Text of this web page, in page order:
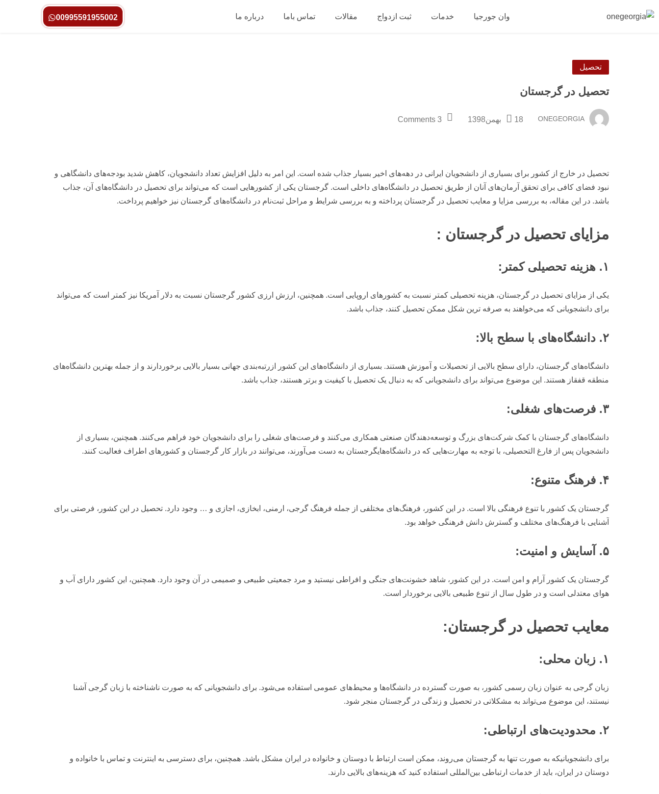
وان جورجیا خدمات ثبت ازدواج مقالات تماس باما درباره ما 00995591955002
تحصیل
تحصیل در گرجستان
ONEGEORGIA 18بهمن1398 3 Comments
تحصیل در خارج از کشور برای بسیاری از دانشجویان ایرانی در دهه‌های اخیر بسیار جذاب شده است. این امر به دلیل افزایش تعداد دانشجویان، کاهش شدید بودجه‌های دانشگاهی و
نبود فضای کافی برای تحقق آرمان‌های آنان از طریق تحصیل در دانشگاه‌های داخلی است. گرجستان یکی از کشورهایی است که می‌تواند برای تحصیل در دانشگاه‌های آن، جذاب
باشد. در این مقاله، به بررسی مزایا و معایب تحصیل در گرجستان پرداخته و به بررسی شرایط و مراحل ثبت‌نام در دانشگاه‌های گرجستان نیز خواهیم پرداخت.
مزایای تحصیل در گرجستان :
۱. هزینه تحصیلی کمتر:
یکی از مزایای تحصیل در گرجستان، هزینه تحصیلی کمتر نسبت به کشورهای اروپایی است. همچنین، ارزش ارزی کشور گرجستان نسبت به دلار آمریکا نیز کمتر است که می‌تواند
برای دانشجویانی که می‌خواهند به صرفه ترین شکل ممکن تحصیل کنند، جذاب باشد.
۲. دانشگاه‌های با سطح بالا:
دانشگاه‌های گرجستان، دارای سطح بالایی از تحصیلات و آموزش هستند. بسیاری از دانشگاه‌های این کشور ازرتبه‌بندی جهانی بسیار بالایی برخوردارند و از جمله بهترین دانشگاه‌های
منطقه قفقاز هستند. این موضوع می‌تواند برای دانشجویانی که به دنبال یک تحصیل با کیفیت و برتر هستند، جذاب باشد.
۳. فرصت‌های شغلی:
دانشگاه‌های گرجستان با کمک شرکت‌های بزرگ و توسعه‌دهندگان صنعتی همکاری می‌کنند و فرصت‌های شغلی را برای دانشجویان خود فراهم می‌کنند. همچنین، بسیاری از
دانشجویان پس از فارغ التحصیلی، با توجه به مهارت‌هایی که در دانشگاه‌هایگرجستان به دست می‌آورند، می‌توانند در بازار کار گرجستان و کشورهای اطراف فعالیت کنند.
۴. فرهنگ متنوع:
گرجستان یک کشور با تنوع فرهنگی بالا است. در این کشور، فرهنگ‌های مختلفی از جمله فرهنگ گرجی، ارمنی، ابخازی، اجازی و … وجود دارد. تحصیل در این کشور، فرصتی برای
آشنایی با فرهنگ‌های مختلف و گسترش دانش فرهنگی خواهد بود.
۵. آسایش و امنیت:
گرجستان یک کشور آرام و امن است. در این کشور، شاهد خشونت‌های جنگی و افراطی نیستید و مرد جمعیتی طبیعی و صمیمی در آن وجود دارد. همچنین، این کشور دارای آب و
هوای معتدلی است و در طول سال از تنوع طبیعی بالایی برخوردار است.
معایب تحصیل در گرجستان:
۱. زبان محلی:
زبان گرجی به عنوان زبان رسمی کشور، به صورت گسترده در دانشگاه‌ها و محیط‌های عمومی استفاده می‌شود. برای دانشجویانی که به صورت ناشناخته با زبان گرجی آشنا
نیستند، این موضوع می‌تواند به مشکلاتی در تحصیل و زندگی در گرجستان منجر شود.
۲. محدودیت‌های ارتباطی:
برای دانشجویانیکه به صورت تنها به گرجستان می‌روند، ممکن است ارتباط با دوستان و خانواده در ایران مشکل باشد. همچنین، برای دسترسی به اینترنت و تماس با خانواده و
دوستان در ایران، باید از خدمات ارتباطی بین‌المللی استفاده کنید که هزینه‌های بالایی دارند.